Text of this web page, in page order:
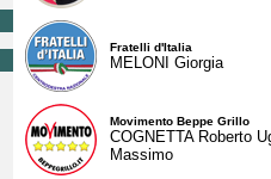
Fratelli d'Italia
MELONI Giorgia
Movimento Beppe Grillo
COGNETTA Roberto
Massimo